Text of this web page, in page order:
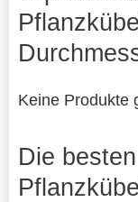
Keine Produkte
Die